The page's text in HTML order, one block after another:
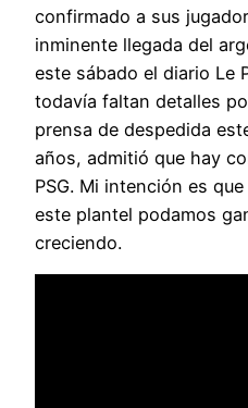
confirmado a sus
inminente llegada del
este sábado el diario Le
todavía faltan detalles
prensa de despedida
años, admitió que hay
PSG. Mi intención es
este plantel podamos
creciendo.